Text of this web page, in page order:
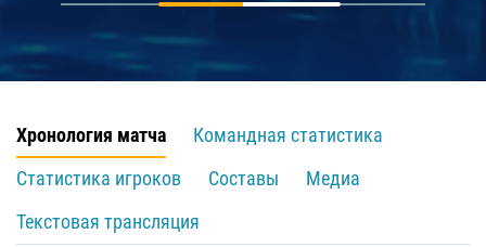
Хронология матча
Командная статистика
Статистика игроков
Составы
Медиа
Текстовая трансляция